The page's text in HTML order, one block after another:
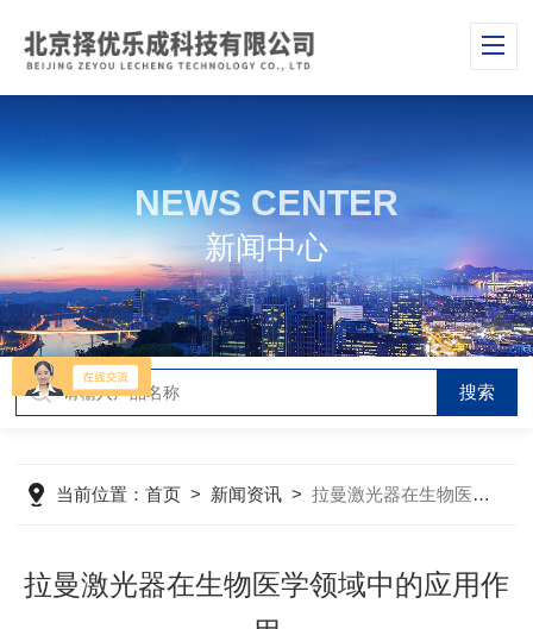
NEWS CENTER
新闻中心
当前位置：首页 > 新闻资讯 >拉曼激光器在生物医学领域中的应用作用
拉曼激光器在生物医学领域中的应用作